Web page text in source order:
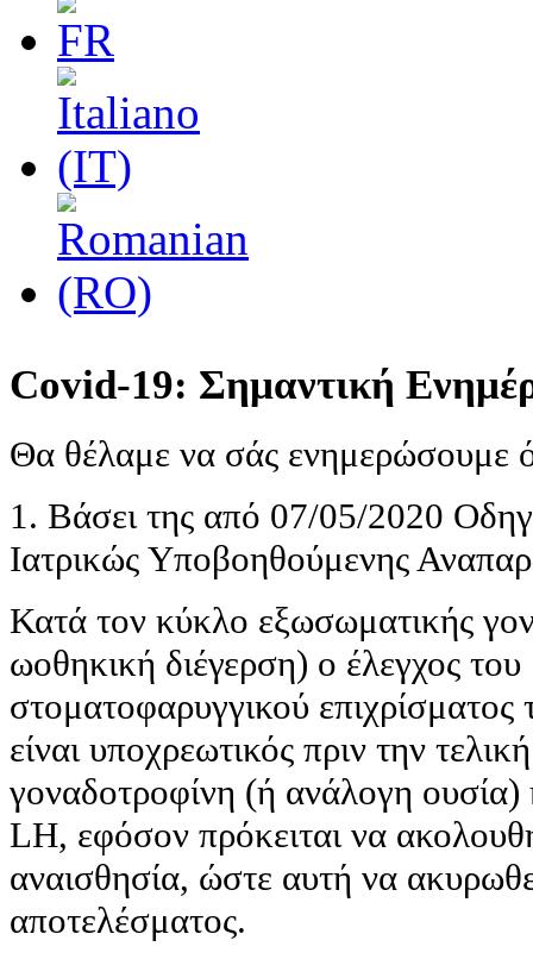
Covid-19: Σημαντική
Θα θέλαμε να σάς ενημερώσουμε
1. Βάσει της από 07/05/2020
Ιατρικώς Υποβοηθούμενης
Κατά τον κύκλο εξωσωματικής
ωοθηκική διέγερση) ο έλεγχος
στοματοφαρυγγικού
είναι υποχρεωτικός πριν την
γοναδοτροφίνη (ή ανάλογη ουσία)
LH, εφόσον πρόκειται να
αναισθησία, ώστε αυτή να
αποτελέσματος.